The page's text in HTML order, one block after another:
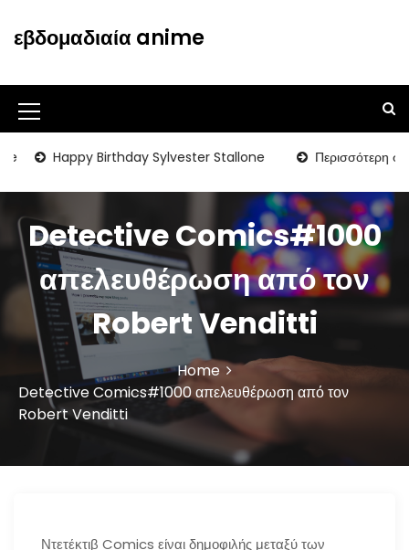
t
c
t
εβδομαδιαία anime
M
e
n
u
I
c
o
n
Happy Birthday Sylvester Stallone Περισσότερη
Detective Comics#1000
απελευθέρωση από τον
Robert Venditti
Home
Detective Comics#1000 απελευθέρωση από τον
Robert Venditti
Ντετέκτιβ Comics είναι δημοφιλής μεταξύ των